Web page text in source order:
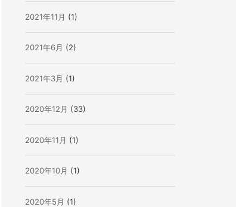
2021年11月 (1)
2021年6月 (2)
2021年3月 (1)
2020年12月 (33)
2020年11月 (1)
2020年10月 (1)
2020年5月 (1)